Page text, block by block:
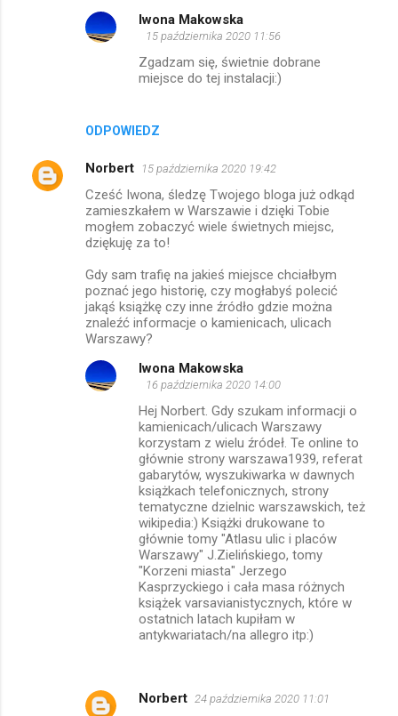
ODPOWIEDZ
Iwona Makowska
15 października 2020 11:56
Zgadzam się, świetnie dobrane
miejsce do tej instalacji:)
Norbert 15 października 2020 19:42
Cześć Iwona, śledzę Twojego bloga już odkąd
zamieszkałem w Warszawie i dzięki Tobie
mogłem zobaczyć wiele świetnych miejsc,
dziękuję za to!
Gdy sam trafię na jakieś miejsce chciałbym
poznać jego historię, czy mogłabyś polecić
jakąś książkę czy inne źródło gdzie można
znaleźć informacje o kamienicach, ulicach
Warszawy?
Iwona Makowska
16 października 2020 14:00
Hej Norbert. Gdy szukam informacji o
kamienicach/ulicach Warszawy
korzystam z wielu źródeł. Te online to
głównie strony warszawa1939, referat
gabarytów, wyszukiwarka w dawnych
książkach telefonicznych, strony
tematyczne dzielnic warszawskich, też
wikipedia:) Książki drukowane to
głównie tomy "Atlasu ulic i placów
Warszawy" J.Zielińskiego, tomy
"Korzeni miasta" Jerzego
Kasprzyckiego i cała masa różnych
książek varsavianistycznych, które w
ostatnich latach kupiłam w
antykwariatach/na allegro itp:)
Norbert 24 października 2020 11:01